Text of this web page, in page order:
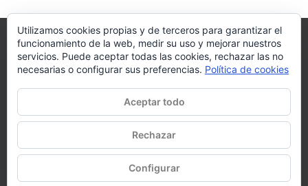
Villagra.es
mercado de la climatización y edificación.
Nuestro objetivo es conseguir la mejor instalación posible, la más
óptima, la de mejor calidad y la que de al usuario final la mejor
experiencia y calidad de vida.
Utilizamos cookies propias y de terceros para garantizar el
funcionamiento de la web, medir su uso y mejorar nuestros
servicios. Puede aceptar todas las cookies, rechazar las no
necesarias o configurar sus preferencias. Política de cookies
Aceptar todo
Rechazar
Configurar